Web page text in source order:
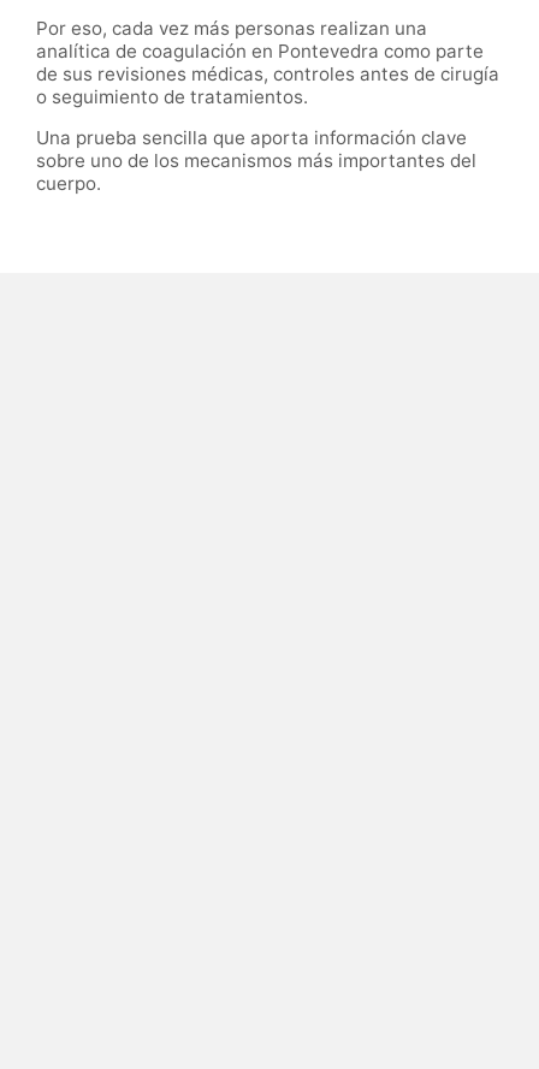
Por eso, cada vez más personas realizan una
analítica de coagulación en Pontevedra como parte
de sus revisiones médicas, controles antes de cirugía
o seguimiento de tratamientos.
Una prueba sencilla que aporta información clave
sobre uno de los mecanismos más importantes del
cuerpo.